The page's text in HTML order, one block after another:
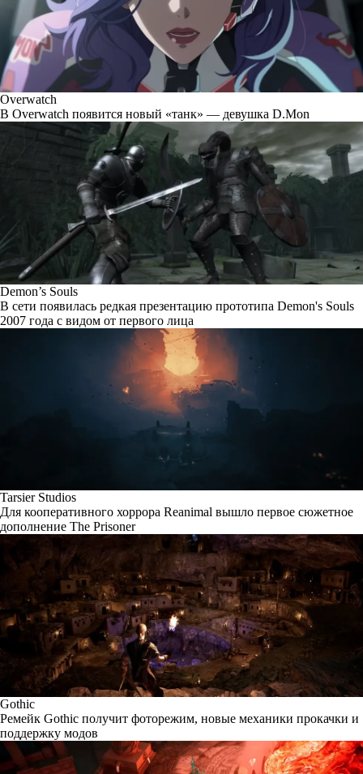
Overwatch
В Overwatch появится новый «танк» — девушка D.Mon
Demon’s Souls
В сети появилась редкая презентацию прототипа Demon's Souls
2007 года с видом от первого лица
Tarsier Studios
Для кооперативного хоррора Reanimal вышло первое сюжетное
дополнение The Prisoner
Gothic
Ремейк Gothic получит фоторежим, новые механики прокачки и
поддержку модов